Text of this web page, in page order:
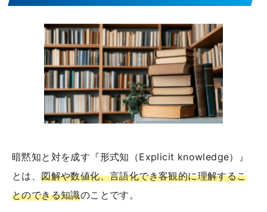
暗黙知と対を成す『形式知（Explicit knowledge）』
とは、図解や数値化、言語化でき客観的に理解するこ
とのできる知識のことです。